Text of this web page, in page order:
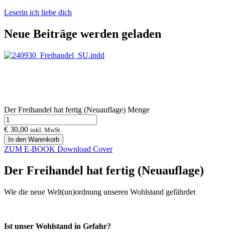
Leserin ich liebe dich
Neue Beiträge werden geladen
Der Freihandel hat fertig (Neuauflage) Menge
€ 30,00 inkl. MwSt.
In den Warenkorb
ZUM E-BOOK Download Cover
Der Freihandel hat fertig (Neuauflage)
Wie die neue Welt(un)ordnung unseren Wohlstand gefährdet
Ist unser Wohlstand in Gefahr?